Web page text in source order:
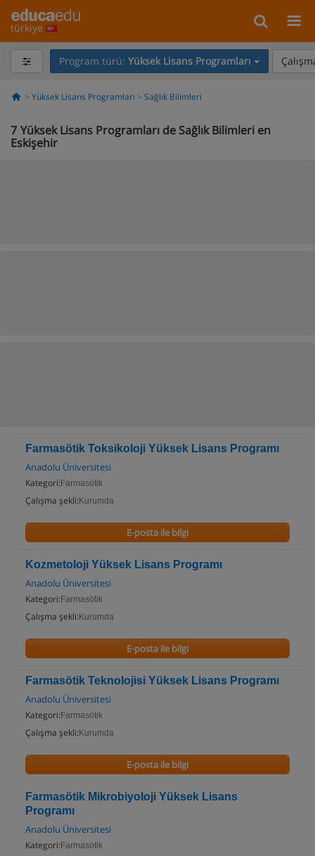
türkiye
Program türü: Yüksek Lisans Programları
Yüksek Lisans Programları Sağlık Bilimleri
7 Yüksek Lisans Programları de Sağlık Bilimleri en
Eskişehir
Farmasötik Toksikoloji Yüksek Lisans Programı
Anadolu Üniversitesi
Kategori: Farmasötik
Çalışma şekli: Kurumda
E-posta ile bilgi
Kozmetoloji Yüksek Lisans Programı
Anadolu Üniversitesi
Kategori: Farmasötik
Çalışma şekli: Kurumda
E-posta ile bilgi
Farmasötik Teknolojisi Yüksek Lisans Programı
Anadolu Üniversitesi
Kategori: Farmasötik
Çalışma şekli: Kurumda
E-posta ile bilgi
Farmasötik Mikrobiyoloji Yüksek Lisans
Programı
Anadolu Üniversitesi
Kategori: Farmasötik